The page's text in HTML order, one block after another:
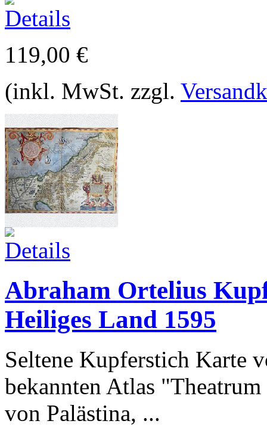
119,00 €
(inkl. MwSt. zzgl.
Abraham Ortelius
Heiliges Land 1595
Seltene Kupferstich Karte
bekannten Atlas
von Palästina, ...